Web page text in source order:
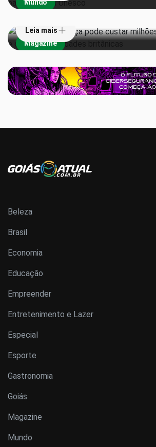
Mundo
Magazine
Harry e outras celebridades britânicas
Leia mais
Beleza
Brasil
Economia
Educação
Empreender
Entretenimento e Lazer
Especial
Esporte
Gastronomia
Goiás
Magazine
Mundo